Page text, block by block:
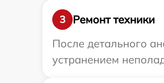
3
Ремонт техники
После детального
устранением